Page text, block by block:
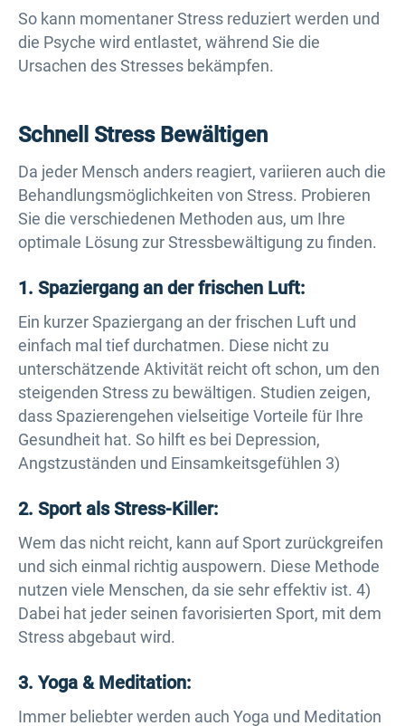
So kann momentaner Stress reduziert werden und
die Psyche wird entlastet, während Sie die
Ursachen des Stresses bekämpfen.
Schnell Stress Bewältigen
Da jeder Mensch anders reagiert, variieren auch die
Behandlungsmöglichkeiten von Stress. Probieren
Sie die verschiedenen Methoden aus, um Ihre
optimale Lösung zur Stressbewältigung zu finden.
1. Spaziergang an der frischen Luft:
Ein kurzer Spaziergang an der frischen Luft und
einfach mal tief durchatmen. Diese nicht zu
unterschätzende Aktivität reicht oft schon, um den
steigenden Stress zu bewältigen. Studien zeigen,
dass Spazierengehen vielseitige Vorteile für Ihre
Gesundheit hat. So hilft es bei Depression,
Angstzuständen und Einsamkeitsgefühlen 3)
2. Sport als Stress-Killer:
Wem das nicht reicht, kann auf Sport zurückgreifen
und sich einmal richtig auspowern. Diese Methode
nutzen viele Menschen, da sie sehr effektiv ist. 4)
Dabei hat jeder seinen favorisierten Sport, mit dem
Stress abgebaut wird.
3. Yoga & Meditation:
Immer beliebter werden auch Yoga und Meditation